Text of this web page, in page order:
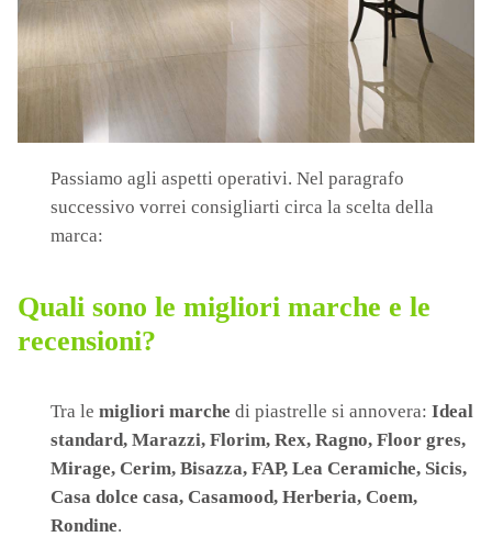
Passiamo agli aspetti operativi. Nel paragrafo
successivo vorrei consigliarti circa la scelta della
marca:
Quali sono le migliori marche e le
recensioni?
Tra le migliori marche di piastrelle si annovera: Ideal
standard, Marazzi, Florim, Rex, Ragno, Floor gres,
Mirage, Cerim, Bisazza, FAP, Lea Ceramiche, Sicis,
Casa dolce casa, Casamood, Herberia, Coem,
Rondine.